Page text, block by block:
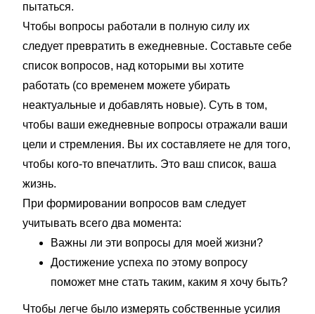
пытаться.
Чтобы вопросы работали в полную силу их
следует превратить в ежедневные. Составьте себе
список вопросов, над которыми вы хотите
работать (со временем можете убирать
неактуальные и добавлять новые). Суть в том,
чтобы ваши ежедневные вопросы отражали ваши
цели и стремления. Вы их составляете не для того,
чтобы кого-то впечатлить. Это ваш список, ваша
жизнь.
При формировании вопросов вам следует
учитывать всего два момента:
Важны ли эти вопросы для моей жизни?
Достижение успеха по этому вопросу
поможет мне стать таким, каким я хочу быть?
Чтобы легче было измерять собственные усилия